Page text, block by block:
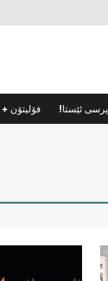
پرسی ئێستا! فۆلیتۆن